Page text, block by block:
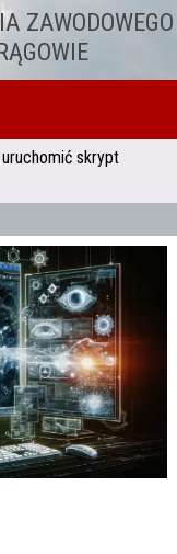
ZAWODOWEGO
skrypt